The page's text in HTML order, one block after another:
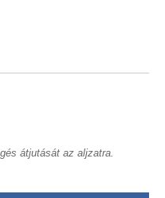
átjutását az aljzatra.